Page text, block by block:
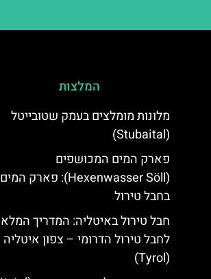
המלצות
מלונות מומלצים בעמק שטובייטל
(Stubaital)
פארק המים המכושפים
(Hexenwasser Söll): פארק המים
בחבל טירול
חבל טירול באיטליה: המדריך המלא
לחבל טירול הדרומי – צפון איטליה
(Tyrol)